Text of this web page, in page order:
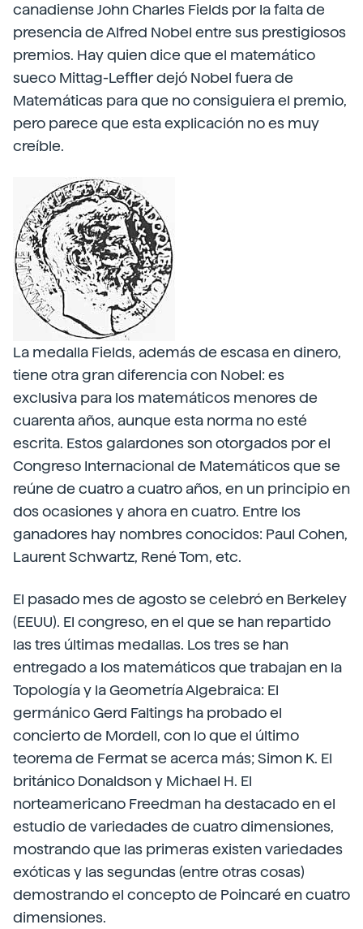
canadiense John Charles Fields por la falta de
presencia de Alfred Nobel entre sus prestigiosos
premios. Hay quien dice que el matemático
sueco Mittag-Leffler dejó Nobel fuera de
Matemáticas para que no consiguiera el premio,
pero parece que esta explicación no es muy
creíble.
La medalla Fields, además de escasa en dinero,
tiene otra gran diferencia con Nobel: es
exclusiva para los matemáticos menores de
cuarenta años, aunque esta norma no esté
escrita. Estos galardones son otorgados por el
Congreso Internacional de Matemáticos que se
reúne de cuatro a cuatro años, en un principio en
dos ocasiones y ahora en cuatro. Entre los
ganadores hay nombres conocidos: Paul Cohen,
Laurent Schwartz, René Tom, etc.
El pasado mes de agosto se celebró en Berkeley
(EEUU). El congreso, en el que se han repartido
las tres últimas medallas. Los tres se han
entregado a los matemáticos que trabajan en la
Topología y la Geometría Algebraica: El
germánico Gerd Faltings ha probado el
concierto de Mordell, con lo que el último
teorema de Fermat se acerca más; Simon K. El
británico Donaldson y Michael H. El
norteamericano Freedman ha destacado en el
estudio de variedades de cuatro dimensiones,
mostrando que las primeras existen variedades
exóticas y las segundas (entre otras cosas)
demostrando el concepto de Poincaré en cuatro
dimensiones.